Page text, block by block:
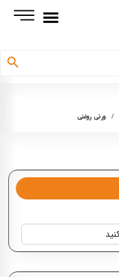
/ ورنی روغنی